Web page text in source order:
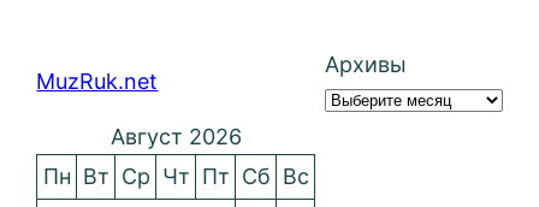
MuzRuk.net
Архивы
Август 2026
Пн Вт Ср Чт Пт Сб Вс